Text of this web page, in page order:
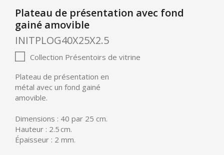
Plateau de présentation avec fond
gainé amovible
INITPLOG40X25X2.5
Collection Présentoirs de vitrine
Plateau de présentation en
métal avec un fond gainé
amovible.
Dimensions : 40 par 25 cm.
Hauteur : 2.5 cm.
Épaisseur : 2 mm.